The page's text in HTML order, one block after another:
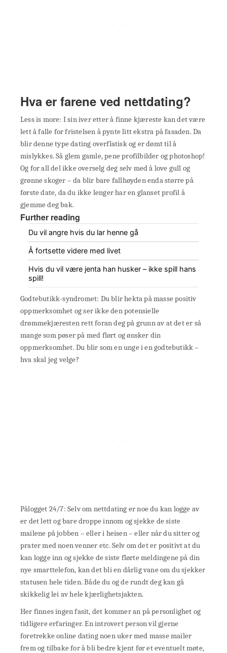
Hva er farene ved nettdating?
Less is more: I sin iver etter å finne kjæreste kan det være
lett å falle for fristelsen å pynte litt ekstra på fasaden. Da
blir denne type dating overflatisk og er dømt til å
mislykkes. Så glem gamle, pene profilbilder og photoshop!
Og for all del ikke overselg deg selv med å love gull og
grønne skoger – da blir bare fallhøyden enda større på
første date, da du ikke lenger har en glanset profil å
gjemme deg bak.
Further reading
Du vil angre hvis du lar henne gå
Å fortsette videre med livet
Hvis du vil være jenta han husker – ikke spill hans
spill!
Godtebutikk-syndromet: Du blir hekta på masse positiv
oppmerksomhet og ser ikke den potensielle
drømmekjæresten rett foran deg på grunn av at det er så
mange som pøser på med flørt og ønsker din
oppmerksomhet. Du blir som en unge i en godtebutikk –
hva skal jeg velge?
Pålogget 24/7: Selv om nettdating er noe du kan logge av
er det lett og bare droppe innom og sjekke de siste
mailene på jobben – eller i heisen – eller når du sitter og
prater med noen venner etc. Selv om det er positivt at du
kan logge inn og sjekke de siste flørte meldingene på din
nye smarttelefon, kan det bli en dårlig vane om du sjekker
statusen hele tiden. Både du og de rundt deg kan gå
skikkelig lei av hele kjærlighetsjakten.
Her finnes ingen fasit, det kommer an på personlighet og
tidligere erfaringer. En introvert person vil gjerne
foretrekke online dating noen uker med masse mailer
frem og tilbake for å bli bedre kjent før et eventuelt møte,